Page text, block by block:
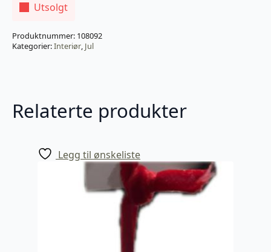
Utsolgt
Produktnummer: 108092
Kategorier:Interiør, Jul
Relaterte produkter
Legg til ønskeliste